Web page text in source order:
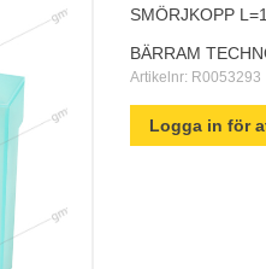
SMÖRJKOPP
BÄRRAM
Artikelnr: R0053293
Logga in för